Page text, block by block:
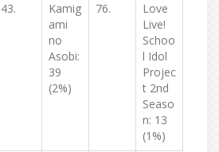
43.
Kamig
ami
no
Asobi:
39
(2%)
76.
Love
Live!
Schoo
l Idol
Projec
t 2nd
Seaso
n: 13
(1%)